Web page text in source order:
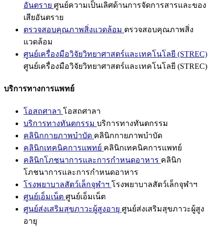
อันตราย ศูนย์ความเป็นเลิศด้านการจัดการสารและของ
เสียอันตราย
ตรวจสอบคุณภาพสิ่งแวดล้อม ตรวจสอบคุณภาพสิ่ง
แวดล้อม
ศูนย์เครื่องมือวิจัยวิทยาศาสตร์และเทคโนโลยี (STREC)
ศูนย์เครื่องมือวิจัยวิทยาศาสตร์และเทคโนโลยี (STREC)
บริการทางการแพทย์
โอสถศาลา โอสถศาลา
บริการทางทันตกรรม บริการทางทันตกรรม
คลินิกกายภาพบำบัด คลินิกกายภาพบำบัด
คลินิกเทคนิคการแพทย์ คลินิกเทคนิคการแพทย์
คลินิกโภชนาการและการกำหนดอาหาร คลินิก
โภชนาการและการกำหนดอาหาร
โรงพยาบาลสัตว์เล็กจุฬาฯ โรงพยาบาลสัตว์เล็กจุฬาฯ
ศูนย์เอ็มเน็ต ศูนย์เอ็มเน็ต
ศูนย์ส่งเสริมสุขภาวะผู้สูงอายุ ศูนย์ส่งเสริมสุขภาวะผู้สูง
อายุ